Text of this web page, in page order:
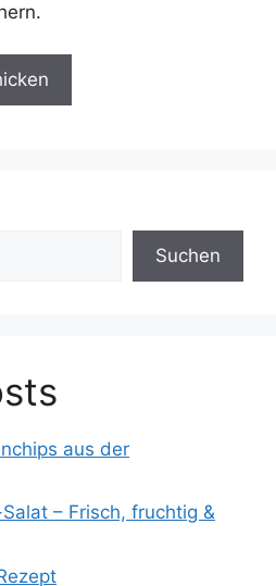
Suchen
aus der
– Frisch, fruchtig &